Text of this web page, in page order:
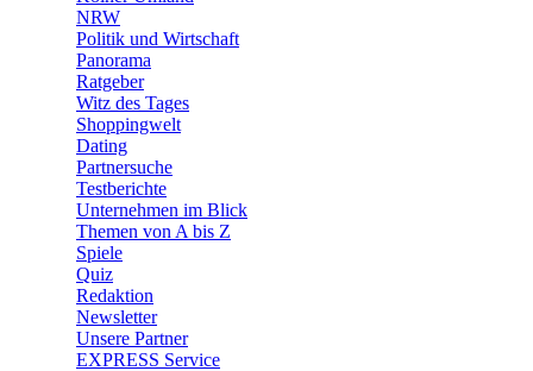
NRW
Politik und Wirtschaft
Panorama
Ratgeber
Witz des Tages
Shoppingwelt
Dating
Partnersuche
Testberichte
Unternehmen im Blick
Themen von A bis Z
Spiele
Quiz
Redaktion
Newsletter
Unsere Partner
EXPRESS Service